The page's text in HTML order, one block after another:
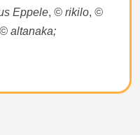
Eppele, © rikilo, ©
altanaka;